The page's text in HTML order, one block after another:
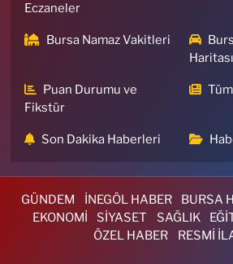
Eczaneler
Bursa Namaz Vakitleri
Haritası
Puan Durumu ve
Fikstür
Son Dakika Haberleri
GÜNDEM İNEGÖL HABER BURSA
EKONOMİ
SİYASET SAĞLIK
ÖZEL HABER
RESMİ